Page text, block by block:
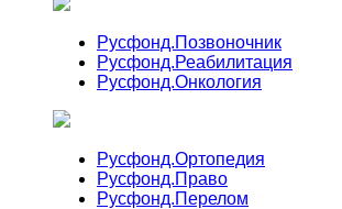
Русфонд.Позвоночник
Русфонд.Реабилитация
Русфонд.Онкология
Русфонд.Ортопедия
Русфонд.Право
Русфонд.Перелом